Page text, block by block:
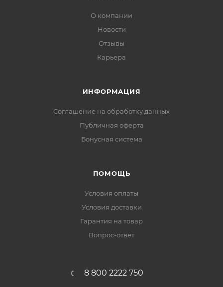
О компании
Новости
Отзывы
Карьера
ИНФОРМАЦИЯ
Соглашение на обработку данных
Публичная оферта
Бонусная система
ПОМОЩЬ
Условия оплаты
Условия доставки
Гарантия на товар
Вопрос-ответ
8 800 2222 750